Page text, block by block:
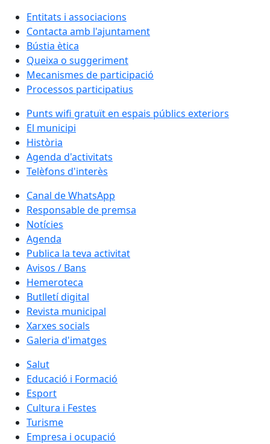
Entitats i associacions
Contacta amb l'ajuntament
Bústia ètica
Queixa o suggeriment
Mecanismes de participació
Processos participatius
Punts wifi gratuït en espais públics exteriors
El municipi
Història
Agenda d'activitats
Telèfons d'interès
Canal de WhatsApp
Responsable de premsa
Notícies
Agenda
Publica la teva activitat
Avisos / Bans
Hemeroteca
Butlletí digital
Revista municipal
Xarxes socials
Galeria d'imatges
Salut
Educació i Formació
Esport
Cultura i Festes
Turisme
Empresa i ocupació